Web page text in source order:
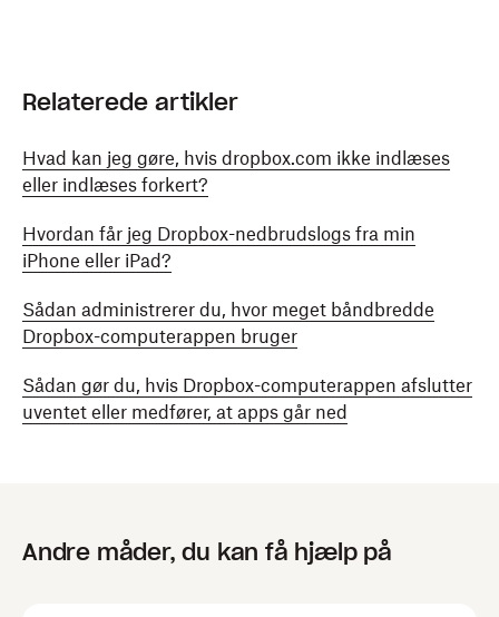
Relaterede artikler
Hvad kan jeg gøre, hvis dropbox.com ikke indlæses
eller indlæses forkert?
Hvordan får jeg Dropbox-nedbrudslogs fra min
iPhone eller iPad?
Sådan administrerer du, hvor meget båndbredde
Dropbox-computerappen bruger
Sådan gør du, hvis Dropbox-computerappen afslutter
uventet eller medfører, at apps går ned
Andre måder, du kan få hjælp på